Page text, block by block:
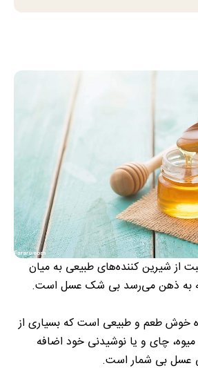
از شیرین کننده‌های طبیعی به میان
به ذهن می‌رسد بی شک عسل است.
خوش طعم و طبیعی است که بسیاری از
میوه، چای و یا نوشیدنی خود اضافه
عسل بی شمار است.